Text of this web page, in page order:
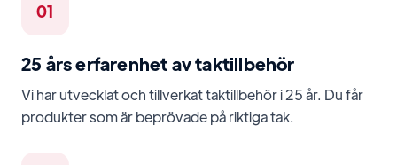
01
25 års erfarenhet av taktillbehör
Vi har utvecklat och tillverkat taktillbehör i 25 år. Du får
produkter som är beprövade på riktiga tak.